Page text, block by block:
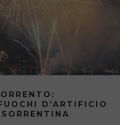
D’ARTIFICIO